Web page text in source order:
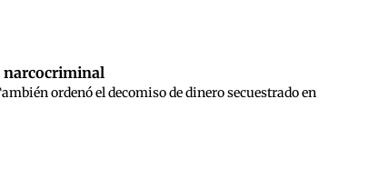
narcocriminal
ordenó el decomiso de dinero secuestrado en